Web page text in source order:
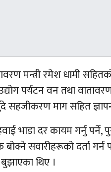
मन्त्री रमेश धामी
पर्यटन वन तथा वातावरण
माग सहित
भाडा दर कायम गर्नु पर्ने,
सवारीहरूको दर्ता गर्न
थिए ।